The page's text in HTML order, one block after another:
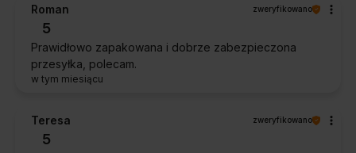
Roman zweryfikowano
5
Prawidłowo zapakowana i dobrze zabezpieczona
przesyłka, polecam.
w tym miesiącu
Teresa zweryfikowano
5